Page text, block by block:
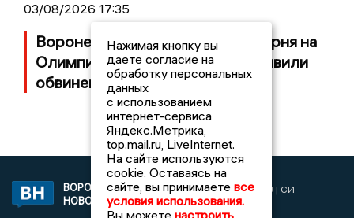
03/08/2026 17:35
Воронежцу, убившему ножом парня на
Олимпийском бульваре, предъявили
обвинение
ВОРОНЕЖСКИЕ
НОВОСТИ
2019 © VORONEZHNEWS.RU | СИ
«Воронежские новости»
Нажимая кнопку вы
даете согласие на
обработку персональных
данных
с использованием
интернет-сервиса
Яндекс.Метрика,
top.mail.ru, LiveInternet.
На сайте используются
cookie. Оставаясь на
сайте, вы принимаете все
условия использования.
Вы можете настроить